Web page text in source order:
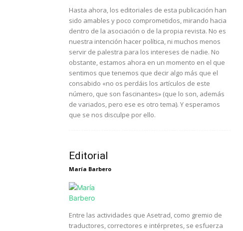
Hasta ahora, los editoriales de esta publicación han
sido amables y poco comprometidos, mirando hacia
dentro de la asociación o de la propia revista. No es
nuestra intención hacer política, ni muchos menos
servir de palestra para los intereses de nadie. No
obstante, estamos ahora en un momento en el que
sentimos que tenemos que decir algo más que el
consabido «no os perdáis los artículos de este
número, que son fascinantes» (que lo son, además
de variados, pero ese es otro tema). Y esperamos
que se nos disculpe por ello.
Editorial
María Barbero
Entre las actividades que Asetrad, como gremio de
traductores, correctores e intérpretes, se esfuerza